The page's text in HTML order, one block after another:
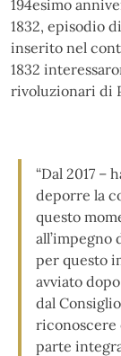
194esimo
1832, episodio
inserito nel
1832
rivoluzionari di
“Dal 2017 –
deporre la
questo
per questo
avviato
dal
riconoscere
parte